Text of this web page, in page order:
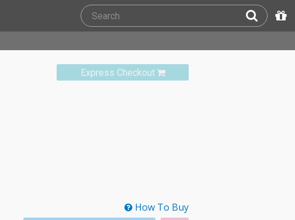
Express Checkout
How To Buy